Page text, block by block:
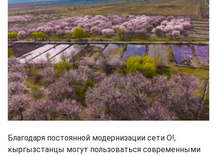
Благодаря постоянной модернизации сети О!,
кыргызстанцы могут пользоваться современными